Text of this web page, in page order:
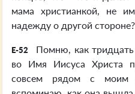
мама христианкой, не
надежду о другой
E-52
Помню, как тридцать
во Имя Иисуса Христа
совсем рядом с моим